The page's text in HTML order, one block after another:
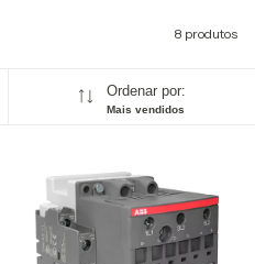
8 produtos
Ordenar por:
Mais vendidos